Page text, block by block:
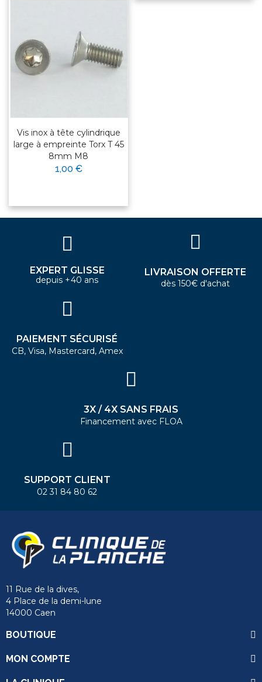
Vis inox à tête cylindrique
large à empreinte Torx T 45
8mm M8
1,00 €
EXPERT GLISSE
depuis +40 ans
LIVRAISON OFFERTE
dès 150€ d'achat
PAIEMENT SÉCURISÉ
CB, Visa, Mastercard, Amex
3X / 4X SANS FRAIS
Financement avec FLOA
SUPPORT CLIENT
02 31 84 80 62
11 Rue de la dives,
4 Place de la demi-lune
14000 Caen
BOUTIQUE
MON COMPTE